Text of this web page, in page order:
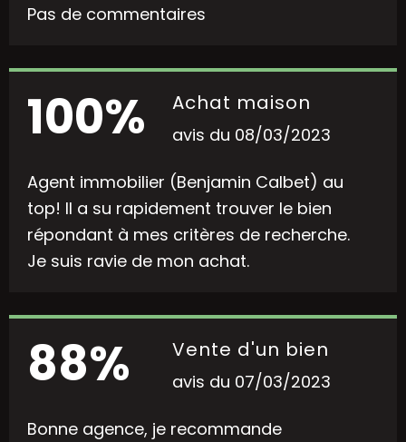
Pas de commentaires
100% Achat maison
avis du 08/03/2023
Agent immobilier (Benjamin Calbet) au
top! Il a su rapidement trouver le bien
répondant à mes critères de recherche.
Je suis ravie de mon achat.
88% Vente d'un bien
avis du 07/03/2023
Bonne agence, je recommande